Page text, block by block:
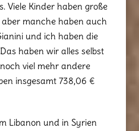
Viele Kinder haben große
manche haben auch
und ich haben die
haben wir alles selbst
viel mehr andere
insgesamt 738,06 €
Libanon und in Syrien